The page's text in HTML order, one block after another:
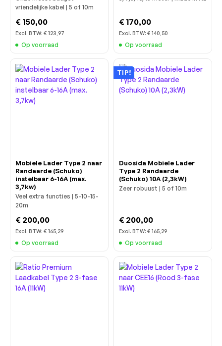
vriendelijke kabel | 5 of 10m
€ 150,00
Excl. BTW: € 123,97
Op voorraad
€ 170,00
Excl. BTW: € 140,50
Op voorraad
Mobiele Lader Type 2 naar
Randaarde (Schuko)
instelbaar 6-16A (max.
3,7kw)
Veel extra functies | 5-10-15-
20m
€ 200,00
Excl. BTW: € 165,29
Op voorraad
TIP!
Duosida Mobiele Lader
Type 2 Randaarde
(Schuko) 10A (2,3kW)
Zeer robuust | 5 of 10m
€ 200,00
Excl. BTW: € 165,29
Op voorraad